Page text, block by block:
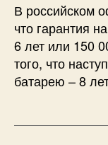
В российском
что гарантия
6 лет или 150
того, что
батарею – 8